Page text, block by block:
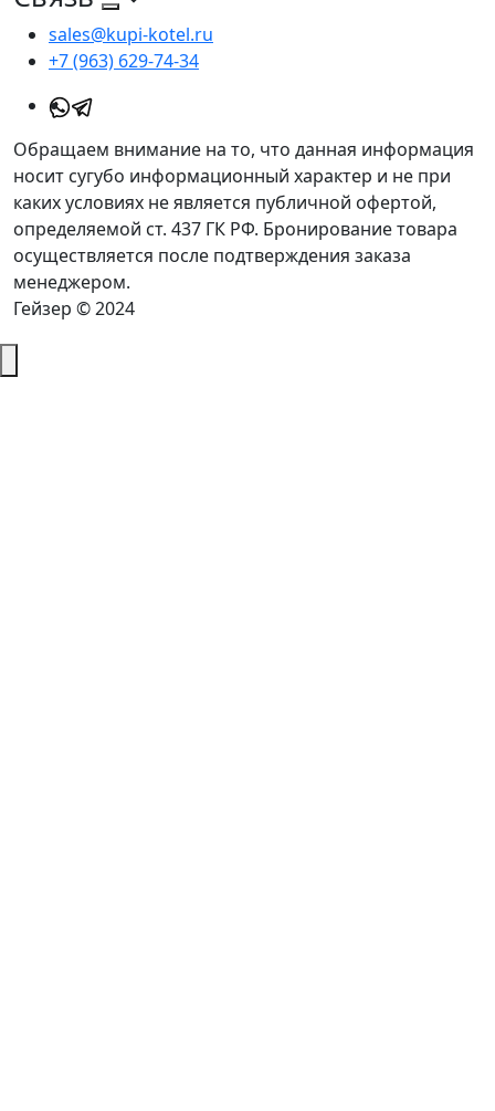
sales@kupi-kotel.ru
+7 (963) 629-74-34
Обращаем внимание на то, что данная информация
носит сугубо информационный характер и не при
каких условиях не является публичной офертой,
определяемой ст. 437 ГК РФ. Бронирование товара
осуществляется после подтверждения заказа
менеджером.
Гейзер © 2024